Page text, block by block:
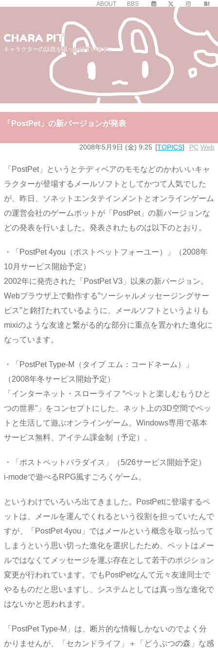
ABOUT BBS
CHARA PIT
キャラクターの話題を追っかけています。
「PostPet」の新バージョンが発表
2008年5月9日 (金) 9:25 TOPICS PC Web
「PostPet」というとテディベアのモモなどのかわいいキャ
ラクターが登場するメールソフトとしてかつて人気でした
が、昨日、ソネットエンタテインメントとオンラインゲーム
の運営会社のゲームポットが「PostPet」の新バージョンな
どの発表を行いました。発表されたものは以下のとおり。
・「PostPet 4you（ポストペットフォーユー）」（2008年
10月サービス開始予定）
2002年に発売された「PostPet V3」以来の新バージョン。
Webブラウザ上で動作する”ソーシャルメッセージングサー
ビス”と銘打たれているように、メールソフトというよりも
mixiのような友達と繋がる的な部分に重点を置かれた進化に
なっています。
・「PostPet Type-M（タイプ エム：コードネーム）」
（2008年冬サービス開始予定）
「インターネット・スローライフ “ペットと楽しむもうひと
つの世界”」をコンセプトにした、ネット上の3D空間でペッ
トと生活して遊ぶオンラインゲーム。Windows専用で基本
サービス無料、アイテム課金制（予定）。
・「ポストペットパラダイス」（5/26サービス開始予定）
i-modeで遊べるRPG風すごろくゲーム。
というわけでいろいろ出てきました。PostPetに登場するペ
ットは、メールを運んでくれるという役割を担っていたんで
すが、「PostPet 4you」ではメールという概念を取っ払って
しまうという思い切った進化を選択したため、ペットはメー
ルではなくてメッセージを運ぶ存在として若干のポジション
変更が行われています。でもPostPetなんて元々友達同士で
やるものだと思いますし、システムとしては真っ当な進化で
はないかと思われます。
「PostPet Type-M」は、断片的な情報しかないのでよく分
かりませんが、「セカンドライフ」＋「どうぶつの森」な感